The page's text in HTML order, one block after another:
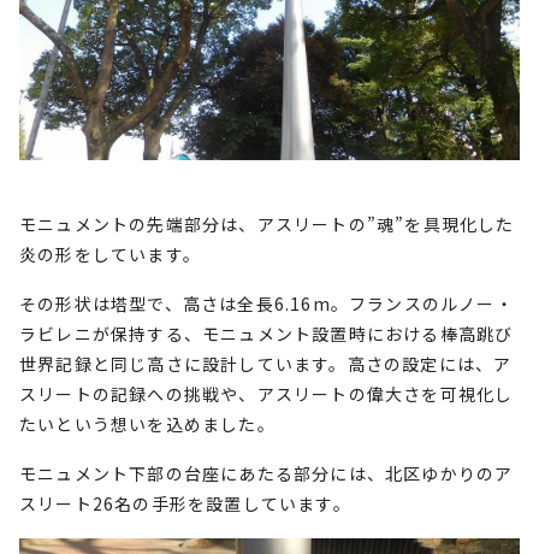
モニュメントの先端部分は、アスリートの”魂”を具現化した
炎の形をしています。
その形状は塔型で、高さは全長6.16m。フランスのルノー・
ラビレニが保持する、モニュメント設置時における棒高跳び
世界記録と同じ高さに設計しています。高さの設定には、ア
スリートの記録への挑戦や、アスリートの偉大さを可視化し
たいという想いを込めました。
モニュメント下部の台座にあたる部分には、北区ゆかりのア
スリート26名の手形を設置しています。